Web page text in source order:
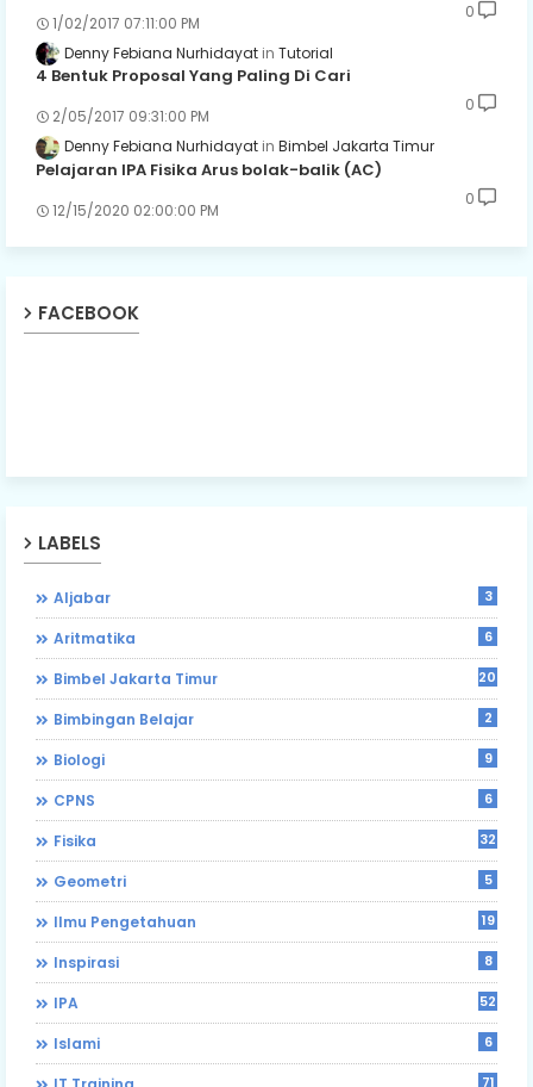
1/02/2017 07:11:00 PM
0
Denny Febiana Nurhidayat Tutorial
4 Bentuk Proposal Yang Paling Di Cari
2/05/2017 09:31:00 PM
0
Denny Febiana Nurhidayat Bimbel Jakarta Timur
Pelajaran IPA Fisika Arus bolak-balik (AC)
12/15/2020 02:00:00 PM
0
FACEBOOK
LABELS
Aljabar 3
Aritmatika 6
Bimbel Jakarta Timur 203
Bimbingan Belajar 2
Biologi 9
CPNS 6
Fisika 32
Geometri 5
Ilmu Pengetahuan 19
Inspirasi 8
IPA 52
Islami 6
71